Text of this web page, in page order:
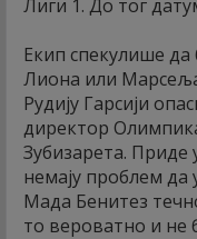
Лиги 1. До тог
Екип спекулише
Лиона или
Рудију Гарсији
директор
Зубизарета. Приде
немају проблем да
Мада Бенитез
то вероватно и не